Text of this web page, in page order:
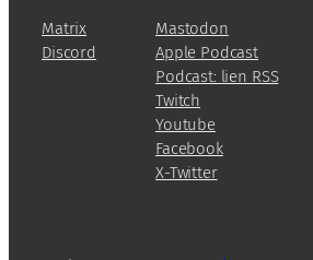
c
h
Matrix
Discord
Mastodon
Apple Podcast
Podcast: lien RSS
Twitch
Youtube
Facebook
X-Twitter